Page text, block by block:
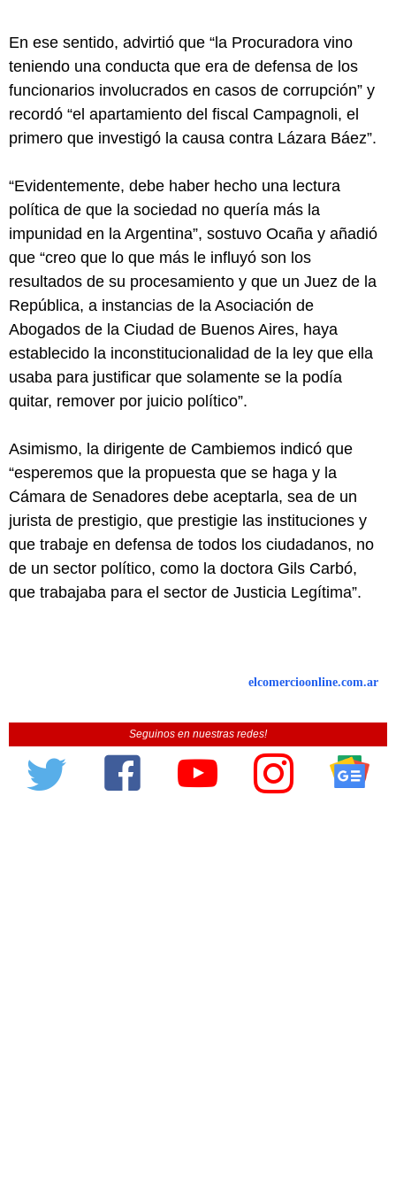
En ese sentido, advirtió que “la Procuradora vino
teniendo una conducta que era de defensa de los
funcionarios involucrados en casos de corrupción” y
recordó “el apartamiento del fiscal Campagnoli, el
primero que investigó la causa contra Lázara Báez”.
“Evidentemente, debe haber hecho una lectura
política de que la sociedad no quería más la
impunidad en la Argentina”, sostuvo Ocaña y añadió
que “creo que lo que más le influyó son los
resultados de su procesamiento y que un Juez de la
República, a instancias de la Asociación de
Abogados de la Ciudad de Buenos Aires, haya
establecido la inconstitucionalidad de la ley que ella
usaba para justificar que solamente se la podía
quitar, remover por juicio político”.
Asimismo, la dirigente de Cambiemos indicó que
“esperemos que la propuesta que se haga y la
Cámara de Senadores debe aceptarla, sea de un
jurista de prestigio, que prestigie las instituciones y
que trabaje en defensa de todos los ciudadanos, no
de un sector político, como la doctora Gils Carbó,
que trabajaba para el sector de Justicia Legítima”.
elcomercioonline.com.ar
Seguinos en nuestras redes!